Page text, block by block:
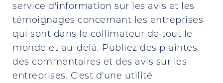
service d'information sur les avis et les
témoignages concernant les entreprises
qui sont dans le collimateur de tout le
monde et au-delà. Publiez des plaintes,
des commentaires et des avis sur les
entreprises. C'est d'une utilité